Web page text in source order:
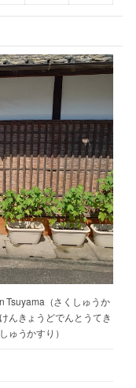
（さくしゅうか
んきょうどでんとうてき
うかすり）